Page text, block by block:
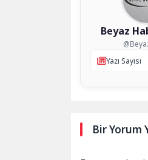
Beyaz
Yazı Sayısı
Bir Yorum